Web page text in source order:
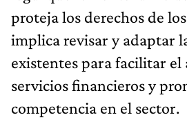
proteja los derechos de
implica revisar y adaptar
existentes para facilitar el
servicios financieros y
competencia en el sector.